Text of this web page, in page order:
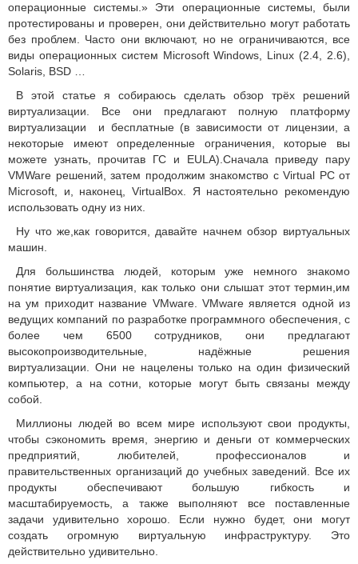
операционные системы.» Эти операционные системы, были
протестированы и проверен, они действительно могут работать
без проблем. Часто они включают, но не ограничиваются, все
виды операционных систем Microsoft Windows, Linux (2.4, 2.6),
Solaris, BSD …
В этой статье я собираюсь сделать обзор трёх решений
виртуализации. Все они предлагают полную платформу
виртуализации и бесплатные (в зависимости от лицензии, а
некоторые имеют определенные ограничения, которые вы
можете узнать, прочитав ГС и EULA). Сначала приведу пару
VMWare решений, затем продолжим знакомство с Virtual PC от
Microsoft, и, наконец, VirtualBox. Я настоятельно рекомендую
использовать одну из них.
Ну что же,как говорится, давайте начнем обзор виртуальных
машин.
Для большинства людей, которым уже немного знакомо
понятие виртуализация, как только они слышат этот термин,им
на ум приходит название VMware. VMware является одной из
ведущих компаний по разработке программного обеспечения, с
более чем 6500 сотрудников, они предлагают
высокопроизводительные, надёжные решения
виртуализации. Они не нацелены только на один физический
компьютер, а на сотни, которые могут быть связаны между
собой.
Миллионы людей во всем мире используют свои продукты,
чтобы сэкономить время, энергию и деньги от коммерческих
предприятий, любителей, профессионалов и
правительственных организаций до учебных заведений. Все их
продукты обеспечивают большую гибкость и
масштабируемость, а также выполняют все поставленные
задачи удивительно хорошо. Если нужно будет, они могут
создать огромную виртуальную инфраструктуру. Это
действительно удивительно.